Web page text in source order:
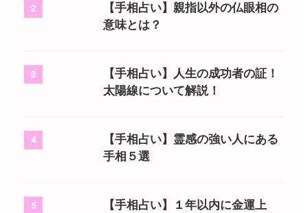
2
【手相占い】親指以外の仏眼相の
意味とは？
3
【手相占い】人生の成功者の証！
太陽線について解説！
4
【手相占い】霊感の強い人にある
手相５選
5
【手相占い】１年以内に金運上